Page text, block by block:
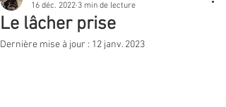
Le lâcher prise
16 déc. 2022 3 min de lecture
Dernière mise à jour : 12 janv. 2023